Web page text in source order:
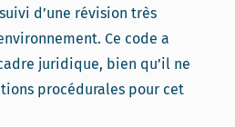
d’une révision très
Ce code a
juridique, bien qu’il ne
procédurales pour cet